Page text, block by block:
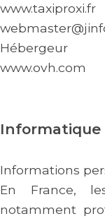
www.taxiproxi.fr
Hébergeur
www.ovh.com
Informatique
Informations
En France,
notamment